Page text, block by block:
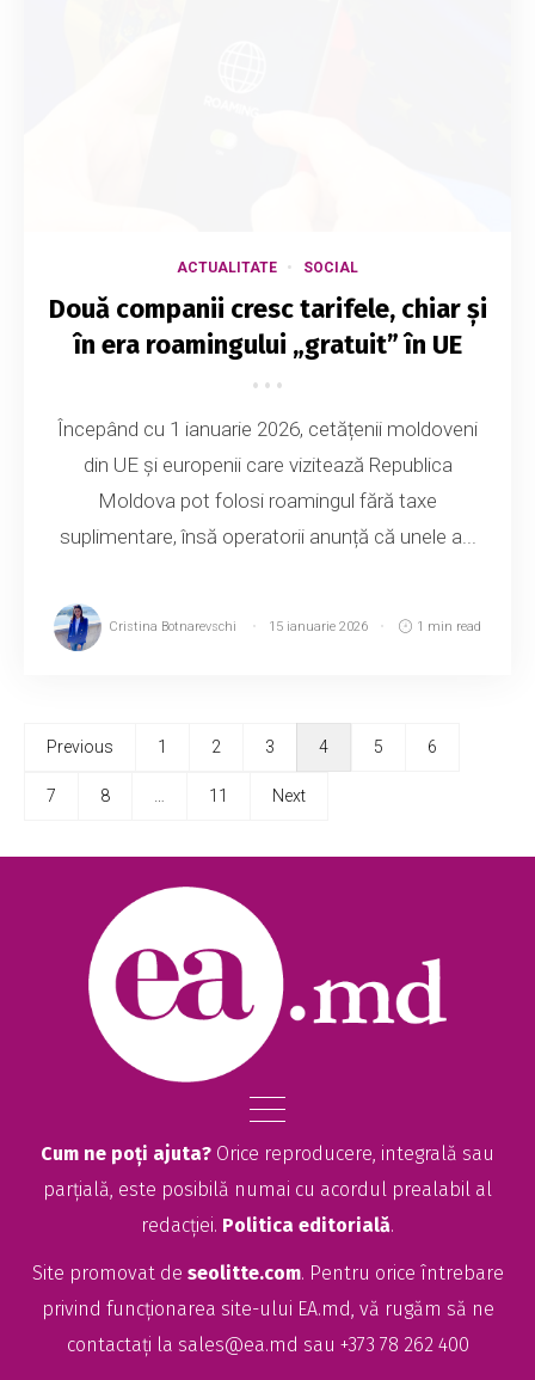
ACTUALITATE SOCIAL
Două companii cresc tarifele, chiar și
în era roamingului „gratuit” în UE
Începând cu 1 ianuarie 2026, cetățenii moldoveni
din UE și europenii care vizitează Republica
Moldova pot folosi roamingul fără taxe
suplimentare, însă operatorii anunță că unele a...
Cristina Botnarevschi 15 ianuarie 2026 1 min read
Previous 1 2 3 4 5 6
7 8 11 Next
Cum ne poți ajuta? Orice reproducere, integrală sau
parțială, este posibilă numai cu acordul prealabil al
redacției. Politica editorială.
Site promovat de seolitte.com. Pentru orice întrebare
privind funcționarea site-ului EA.md, vă rugăm să ne
contactați la sales@ea.md sau +373 78 262 400